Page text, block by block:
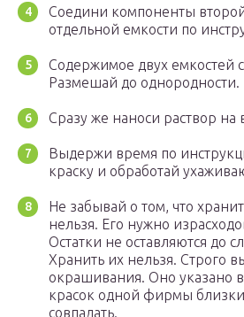
Соедини компоненты
отдельной емкости по
Содержимое двух емкостей
Размешай до однородности.
Сразу же наноси раствор на
Выдержи время по
краску и обработай
Не забывай о том, что
нельзя. Его нужно
Остатки не оставляются до
Хранить их нельзя. Строго
окрашивания. Оно указано
красок одной фирмы
совпадать.